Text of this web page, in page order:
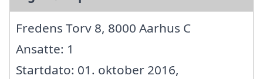
Fredens Torv 8, 8000 Aarhus C
Ansatte: 1
Startdato: 01. oktober 2016,